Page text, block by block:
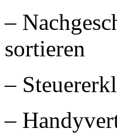
–
sortieren
–
–